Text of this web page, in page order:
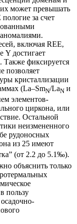
может превышать
за счет
включая REE,
Y достигает
Также фиксируется
позволяет
кристаллизации
(La–SmN/LaN и
элементов-
циркона, или
Остальной
неизмененного
рудоносных
из 25 имеют
(от 2.2 до 5.1‰).
объяснить только
пользу